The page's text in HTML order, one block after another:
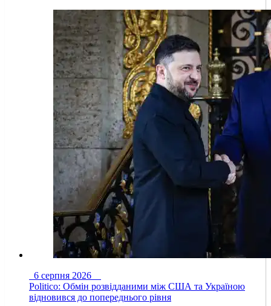
6 серпня 2026
Politico: Обмін розвідданими між США та Україною
відновився до попереднього рівня